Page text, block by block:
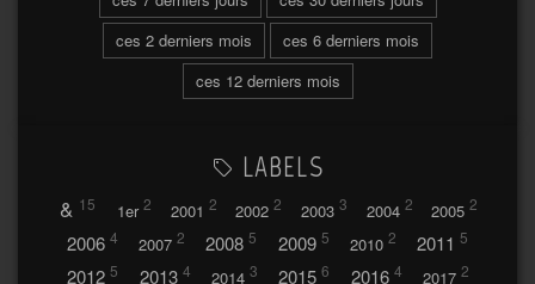
ces 2 derniers mois
ces 6 derniers mois
ces 12 derniers mois
LABELS
& 15 1er 2 2001 2 2002 2 2003 3 2004 2 2005 2
2006 4 2007 2 2008 5 2009 5 2010 2 2011 5
2012 5 2013 4 2014 3 2015 6 2016 4 2017 2